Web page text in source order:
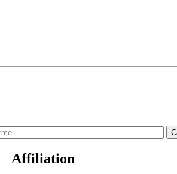
Affiliation